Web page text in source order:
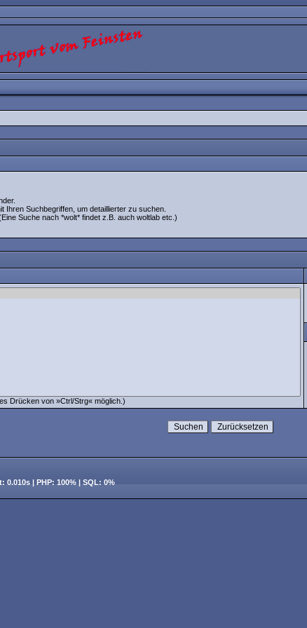
Ihren Suchbegriffen, um detaillierter zu suchen.
Suche nach *wolt* findet z.B. auch woltlab etc.)
Drücken von »Ctrl/Strg« möglich.)
0.010s | PHP: 100% | SQL: 0%